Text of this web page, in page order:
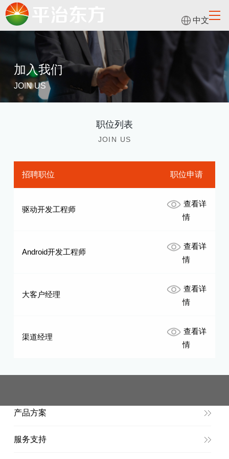
中文
加入我们
JOIN US
职位列表
JOIN US
招聘职位 职位申请
驱动开发工程师
查看详
情
Android开发工程师
查看详
情
大客户经理
查看详
情
渠道经理
查看详
情
产品方案
服务支持